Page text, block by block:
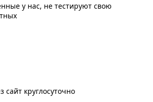
у нас, не тестируют свою
сайт круглосуточно